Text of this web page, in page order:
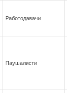
Работодавaчи
Паушалисти